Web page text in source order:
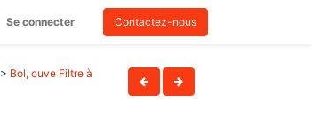
Se connecter Contactez-nous
> Bol, cuve Filtre à